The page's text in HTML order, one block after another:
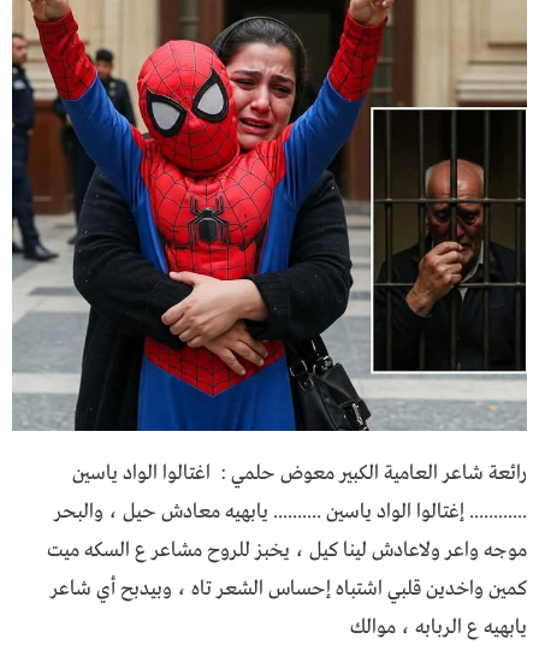
رائعة شاعر العامية الكبير معوض حلمي : اغتالوا الواد ياسين
............ إغتالوا الواد ياسين .......... يابهيه معادش حيل ، والبحر
موجه واعر ولاعادش لينا كيل ، يخبز للروح مشاعر ع السكه ميت
كمين واخدين قلبي اشتباه إحساس الشعر تاه ، وبيـدبح أي شــاعر
يابهيـــه ع الربابه ، مــوالك